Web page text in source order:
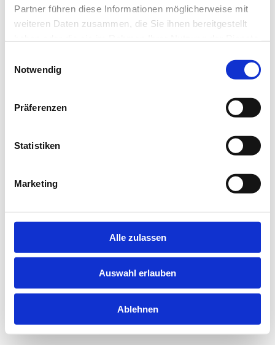
Partner führen diese Informationen möglicherweise mit
weiteren Daten zusammen, die Sie ihnen bereitgestellt
Notwendig
Präferenzen
Statistiken
Marketing
Alle zulassen
Auswahl erlauben
Ablehnen
loadingjobninja.com
for more